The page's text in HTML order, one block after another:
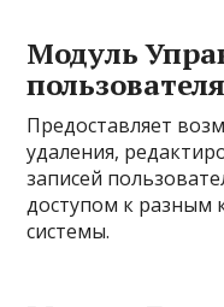
Модуль
Предоставляет
удаления,
записей
доступом к разным
системы.